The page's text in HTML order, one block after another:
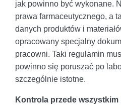
jak powinno być wykonane.
prawa farmaceutycznego, a
danych produktów i
opracowany specjalny
pracowni. Taki regulamin
powinno się poruszać po
szczególnie istotne.
Kontrola przede wszystkim